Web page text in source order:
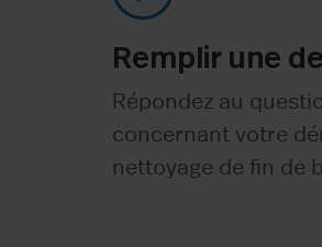
Remplir une
Répondez au
concernant votre
nettoyage de fin de